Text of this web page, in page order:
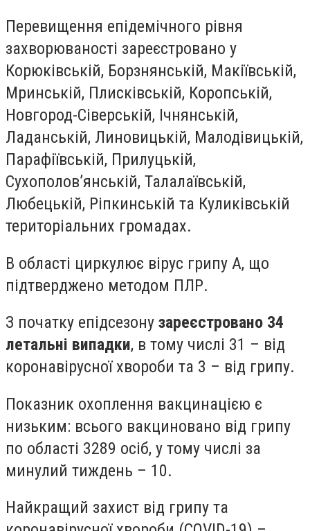
Перевищення епідемічного рівня
захворюваності зареєстровано у
Корюківській, Борзнянській, Макіївській,
Мринській, Плисківській, Коропській,
Новгород-Сіверській, Ічнянській,
Ладанській, Линовицькій, Малодівицькій,
Парафіївській, Прилуцькій,
Сухополов’янській, Талалаївській,
Любецькій, Ріпкинській та Куликівській
територіальних громадах.
В області циркулює вірус грипу А, що
підтверджено методом ПЛР.
З початку епідсезону зареєстровано 34
летальні випадки, в тому числі 31 – від
коронавірусної хвороби та 3 – від грипу.
Показник охоплення вакцинацією є
низьким: всього вакциновано від грипу
по області 3289 осіб, у тому числі за
минулий тиждень – 10.
Найкращий захист від грипу та